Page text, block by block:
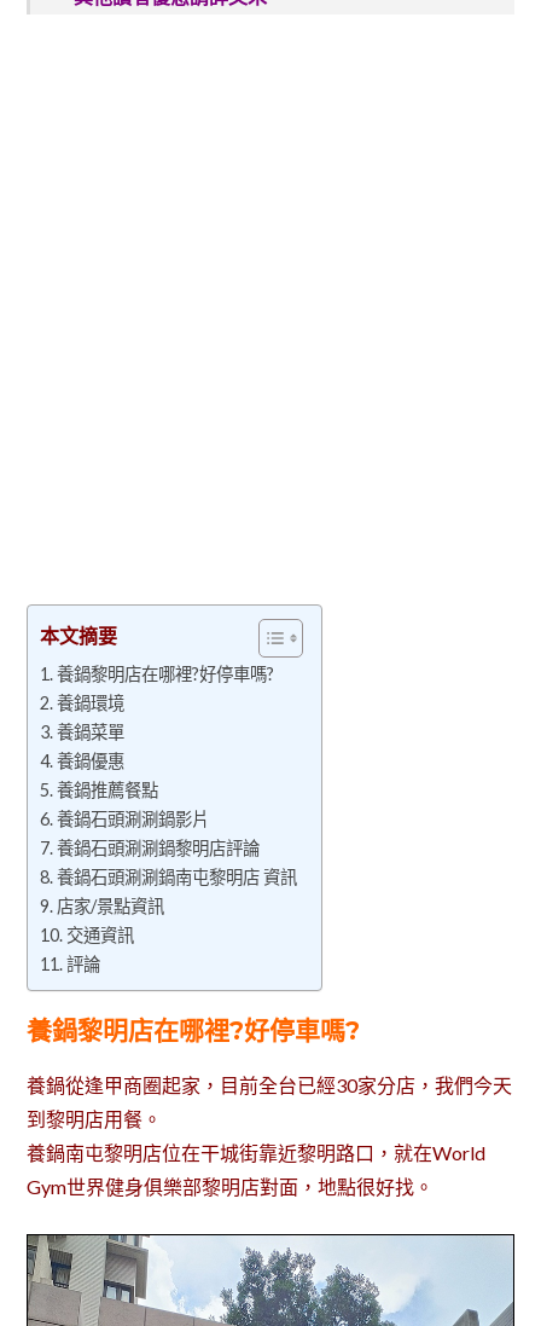
本文摘要
養鍋黎明店在哪裡?好停車嗎?
養鍋環境
養鍋菜單
養鍋優惠
養鍋推薦餐點
養鍋石頭涮涮鍋影片
養鍋石頭涮涮鍋黎明店評論
養鍋石頭涮涮鍋南屯黎明店 資訊
店家/景點資訊
交通資訊
評論
養鍋黎明店在哪裡?好停車嗎?
養鍋從逢甲商圈起家，目前全台已經30家分店，我們今天
到黎明店用餐。
養鍋南屯黎明店位在干城街靠近黎明路口，就在World
Gym世界健身俱樂部黎明店對面，地點很好找。